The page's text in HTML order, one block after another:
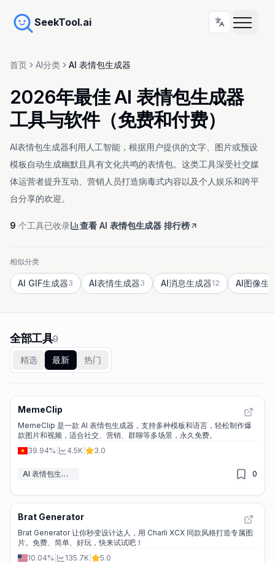
SeekTool.ai
首页 AI分类 AI 表情包生成器
2026年最佳 AI 表情包生成器
工具与软件（免费和付费）
AI表情包生成器利用人工智能，根据用户提供的文字、图片或预设
模板自动生成幽默且具有文化共鸣的表情包。这类工具深受社交媒
体运营者提升互动、营销人员打造病毒式内容以及个人娱乐和跨平
台分享的欢迎。
9 个工具已收录 查看 AI 表情包生成器 排行榜
相似分类
AI GIF生成器3 AI表情生成器3 AI消息生成器12 AI图像生
全部工具9
精选
最新 热门
MemeClip
MemeClip 是一款 AI 表情包生成器，支持多种模板和语言，轻松制作爆
款图片和视频，适合社交、营销、群聊等多场景，永久免费。
39.94%
4.5K 3.0
AI 表情包生成器 0
Brat Generator
Brat Generator 让你秒变设计达人，用 Charli XCX 同款风格打造专属图
片。免费、简单、好玩，快来试试吧！
10.04%
135.7K 5.0